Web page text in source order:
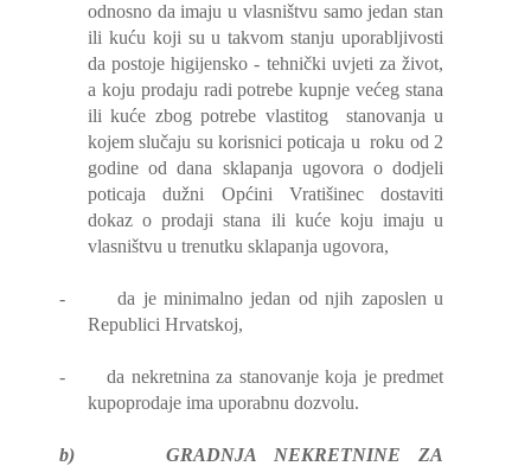
odnosno da imaju u vlasništvu samo jedan stan
ili kuću koji su u takvom stanju uporabljivosti
da postoje higijensko - tehnički uvjeti za život,
a koju prodaju radi potrebe kupnje većeg stana
ili kuće zbog potrebe vlastitog
stanovanja u
kojem slučaju su korisnici poticaja u roku od 2
godine od dana sklapanja ugovora o dodjeli
poticaja dužni Općini Vratišinec dostaviti
dokaz o prodaji stana ili kuće koju imaju u
vlasništvu u trenutku sklapanja ugovora,
-
da je minimalno jedan od njih zaposlen u
Republici Hrvatskoj,
-
da nekretnina za stanovanje koja je predmet
kupoprodaje ima uporabnu dozvolu.
b)
GRADNJA NEKRETNINE ZA